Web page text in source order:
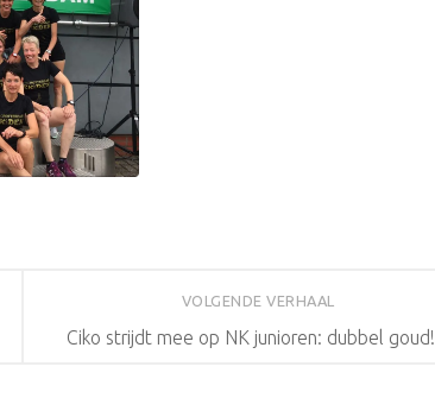
VOLGENDE VERHAAL
Ciko strijdt mee op NK junioren: dubbel goud!